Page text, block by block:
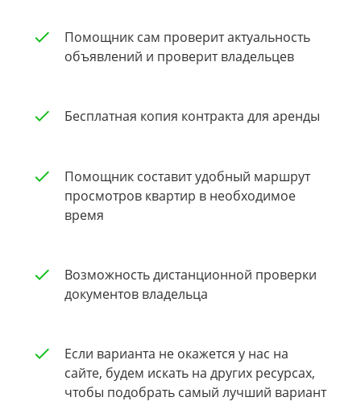
От 100
Помощник сам проверит актуальность
объявлений и проверит владельцев
Бесплатная копия контракта для аренды
Помощник составит удобный маршрут
просмотров квартир в необходимое
время
Возможность дистанционной проверки
документов владельца
Если варианта не окажется у нас на
сайте, будем искать на других ресурсах,
чтобы подобрать самый лучший вариант